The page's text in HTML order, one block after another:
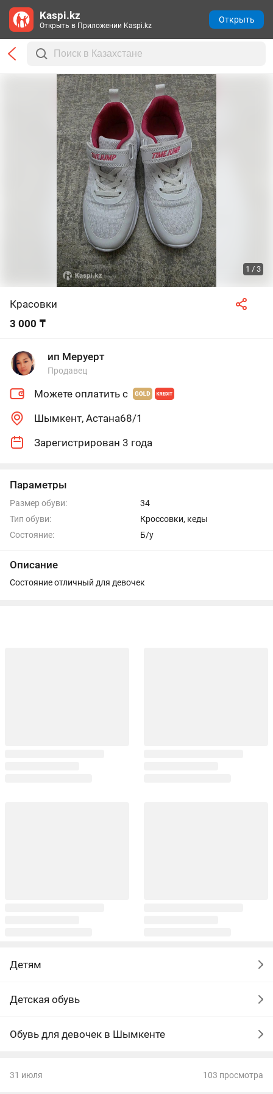
1 / 3
Красовки
3 000 ₸
ип Меруерт
Продавец
Можете оплатить с
Шымкент, Астана68/1
Зарегистрирован 3 года
Параметры
Размер обуви:
34
Тип обуви:
Кроссовки, кеды
Состояние:
Б/у
Описание
Состояние отличный для девочек
Детям
Детская обувь
Обувь для девочек в Шымкенте
31 июля 103 просмотра
Kaspi.kz
Открыть в Приложении Kaspi.kz
Открыть